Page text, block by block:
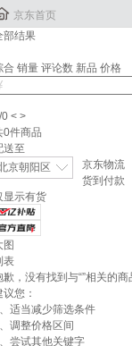
京东首页
部结果
合 销量 评论数 新品 价格
/0 < >
0件商品
送至
京朝阳区
京东物流
货到付款
显示有货
图
表
歉，没有找到与“”相关的商
议您：
适当减少筛选条件
调整价格区间
尝试其他关键字